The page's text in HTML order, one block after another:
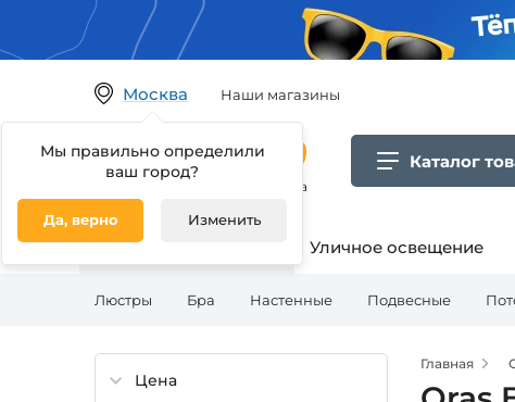
Москва
Мы правильно определили
ваш город?
Да, верно Изменить
Наши магазины
Гипермаркет товаров для дома
Каталог
Освещение для дома Уличное освещение
Люстры Бра Настенные Подвесные
Цена
Главная